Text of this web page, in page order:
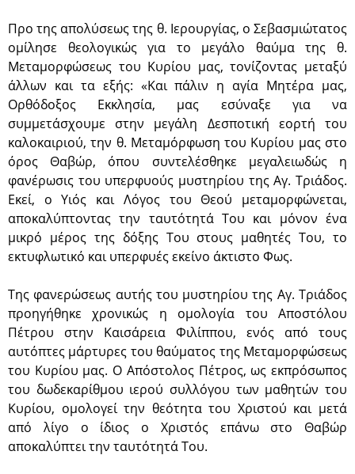
Προ της απολύσεως της θ. Ιερουργίας, ο Σεβασμιώτατος
ομίλησε θεολογικώς για το μεγάλο θαύμα της θ.
Μεταμορφώσεως του Κυρίου μας, τονίζοντας μεταξύ
άλλων και τα εξής: «Και πάλιν η αγία Μητέρα μας,
Ορθόδοξος Εκκλησία, μας εσύναξε για να
συμμετάσχουμε στην μεγάλη Δεσποτική εορτή του
καλοκαιριού, την θ. Μεταμόρφωση του Κυρίου μας στο
όρος Θαβώρ, όπου συντελέσθηκε μεγαλειωδώς η
φανέρωσις του υπερφυούς μυστηρίου της Αγ. Τριάδος.
Εκεί, ο Υιός και Λόγος του Θεού μεταμορφώνεται,
αποκαλύπτοντας την ταυτότητά Του και μόνον ένα
μικρό μέρος της δόξης Του στους μαθητές Του, το
εκτυφλωτικό και υπερφυές εκείνο άκτιστο Φως.
Της φανερώσεως αυτής του μυστηρίου της Αγ. Τριάδος
προηγήθηκε χρονικώς η ομολογία του Αποστόλου
Πέτρου στην Καισάρεια Φιλίππου, ενός από τους
αυτόπτες μάρτυρες του θαύματος της Μεταμορφώσεως
του Κυρίου μας. Ο Απόστολος Πέτρος, ως εκπρόσωπος
του δωδεκαρίθμου ιερού συλλόγου των μαθητών του
Κυρίου, ομολογεί την θεότητα του Χριστού και μετά
από λίγο ο ίδιος ο Χριστός επάνω στο Θαβώρ
αποκαλύπτει την ταυτότητά Του.